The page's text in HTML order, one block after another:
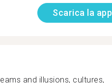
Scarica la app
and illusions, cultures,